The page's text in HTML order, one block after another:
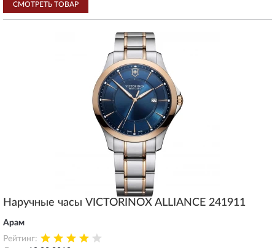
СМОТРЕТЬ ТОВАР
Наручные часы VICTORINOX ALLIANCE 241911
Арам
Рейтинг: